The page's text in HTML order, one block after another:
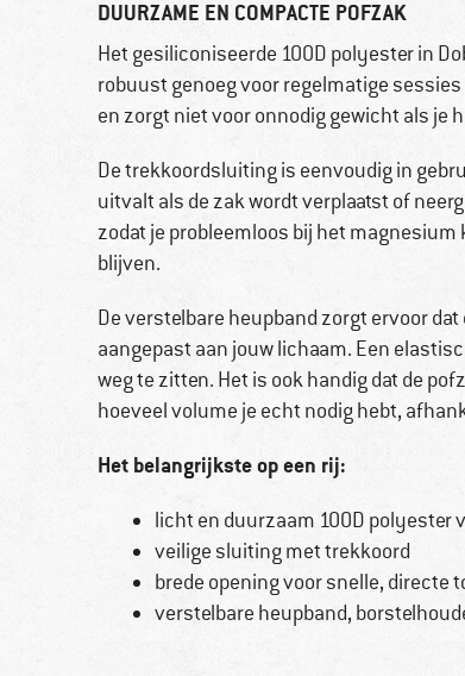
DUURZAME EN COMPACTE POFZAK
Het gesiliconiseerde 100D polyester in
robuust genoeg voor regelmatige
en zorgt niet voor onnodig gewicht als je
De trekkoordsluiting is eenvoudig in
uitvalt als de zak wordt verplaatst of
zodat je probleemloos bij het magnesium
blijven.
De verstelbare heupband zorgt ervoor
aangepast aan jouw lichaam. Een
weg te zitten. Het is ook handig dat de
hoeveel volume je echt nodig hebt,
Het belangrijkste op een rij:
licht en duurzaam 100D polyester
veilige sluiting met trekkoord
brede opening voor snelle, directe
verstelbare heupband,